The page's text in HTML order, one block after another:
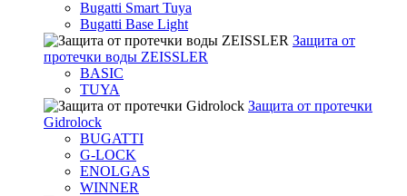
Bugatti Smart Tuya
Bugatti Base Light
Защита от
протечки воды ZEISSLER
BASIC
TUYA
Защита от протечки
Gidrolock
BUGATTI
G-LOCK
ENOLGAS
WINNER